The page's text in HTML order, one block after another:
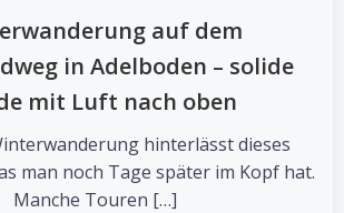
auf dem
in Adelboden – solide
mit Luft nach oben
hinterlässt dieses
man noch Tage später im Kopf hat.
Manche Touren […]